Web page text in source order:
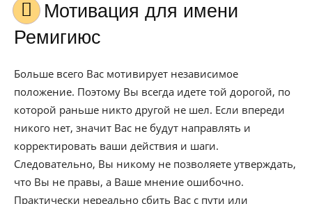
Мотивация для имени
Ремигиюс
Больше всего Вас мотивирует независимое
положение. Поэтому Вы всегда идете той дорогой, по
которой раньше никто другой не шел. Если впереди
никого нет, значит Вас не будут направлять и
корректировать ваши действия и шаги.
Следовательно, Вы никому не позволяете утверждать,
что Вы не правы, а Ваше мнение ошибочно.
Практически нереально сбить Вас с пути или